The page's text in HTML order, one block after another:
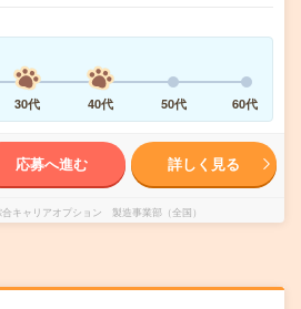
30代 40代 50代 60代
応募へ進む 詳しく見る
キャリアオプション 製造事業部（全国）